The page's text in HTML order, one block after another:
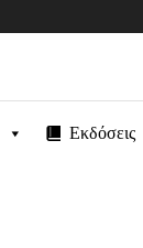
Εκδόσεις